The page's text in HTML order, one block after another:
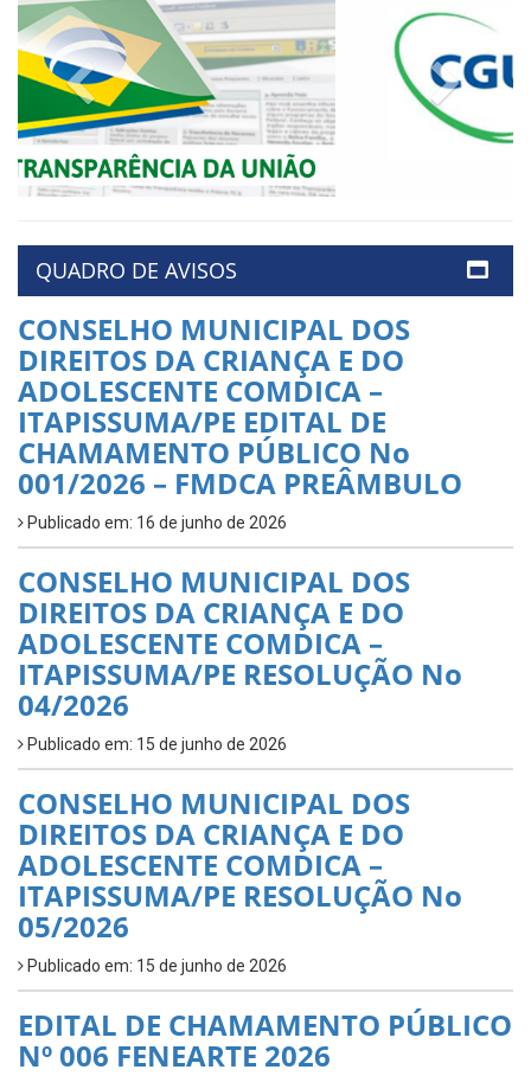
Previous Next
QUADRO DE AVISOS
CONSELHO MUNICIPAL DOS
DIREITOS DA CRIANÇA E DO
ADOLESCENTE COMDICA –
ITAPISSUMA/PE EDITAL DE
CHAMAMENTO PÚBLICO No
001/2026 – FMDCA PREÂMBULO
Publicado em: 16 de junho de 2026
CONSELHO MUNICIPAL DOS
DIREITOS DA CRIANÇA E DO
ADOLESCENTE COMDICA –
ITAPISSUMA/PE RESOLUÇÃO No
04/2026
Publicado em: 15 de junho de 2026
CONSELHO MUNICIPAL DOS
DIREITOS DA CRIANÇA E DO
ADOLESCENTE COMDICA –
ITAPISSUMA/PE RESOLUÇÃO No
05/2026
Publicado em: 15 de junho de 2026
EDITAL DE CHAMAMENTO PÚBLICO
Nº 006 FENEARTE 2026